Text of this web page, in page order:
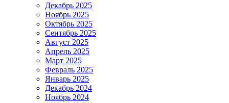
Декабрь 2025
Ноябрь 2025
Октябрь 2025
Сентябрь 2025
Август 2025
Апрель 2025
Март 2025
Февраль 2025
Январь 2025
Декабрь 2024
Ноябрь 2024